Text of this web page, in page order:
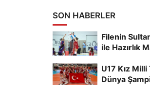
SON HABERLER
Filenin
ile Hazırlık
U17 Kız Milli
Dünya